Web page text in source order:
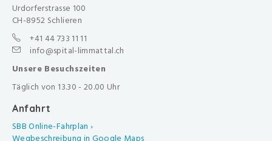
Urdorferstrasse 100
CH-8952 Schlieren
+41 44 733 11 11
info@spital-limmattal.ch
Unsere Besuchszeiten
Täglich von 13.30 - 20.00 Uhr
Anfahrt
SBB Online-Fahrplan ›
Wegbeschreibung in Google Maps